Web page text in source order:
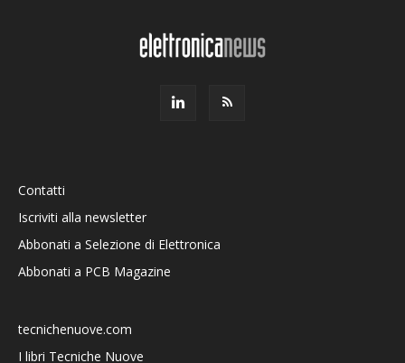
Contatti
Iscriviti alla newsletter
Abbonati a Selezione di Elettronica
Abbonati a PCB Magazine
tecnichenuove.com
I libri Tecniche Nuove